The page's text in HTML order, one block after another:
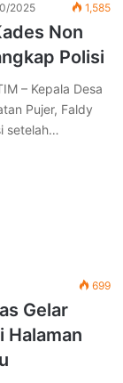
2025 1,585
Non
Polisi
– Kepala Desa
Pujer, Faldy
setelah…
699
Gelar
Halaman